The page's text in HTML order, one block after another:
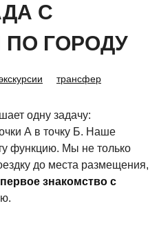
С
ПО ГОРОДУ
трансфер
одну задачу:
А в точку Б. Наше
функцию. Мы не только
до места размещения,
первое знакомство с